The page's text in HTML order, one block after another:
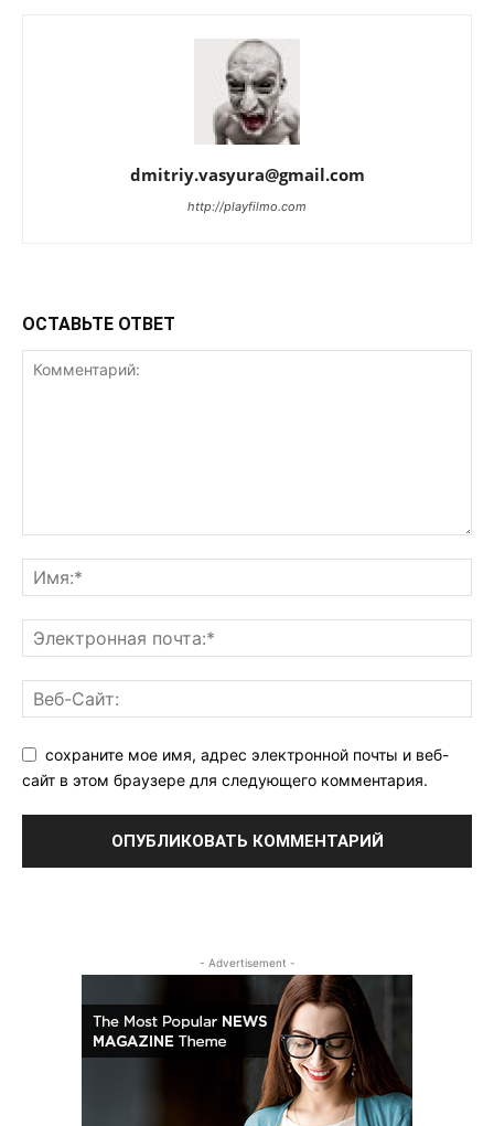
dmitriy.vasyura@gmail.com
http://playfilmo.com
ОСТАВЬТЕ ОТВЕТ
сохраните мое имя, адрес электронной почты и веб-
сайт в этом браузере для следующего комментария.
- Advertisement -